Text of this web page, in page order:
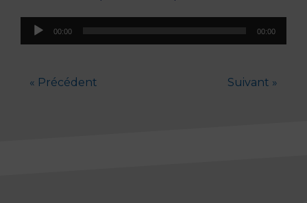
Lecteur
00:00 00:00
« Précédent Suivant »